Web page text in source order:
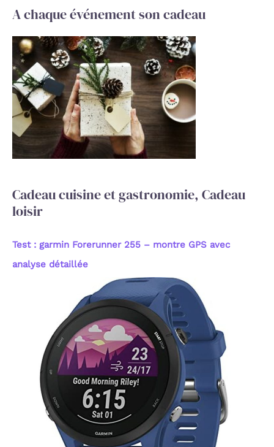
c
e
r
c
A chaque événement son cadeau
Cadeau cuisine et gastronomie, Cadeau
loisir
Test : garmin Forerunner 255 – montre GPS avec
analyse détaillée